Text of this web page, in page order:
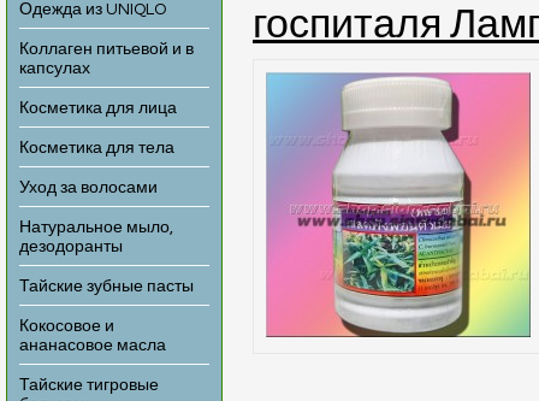
Одежда из UNIQLO
Коллаген питьевой и в
капсулах
Косметика для лица
Косметика для тела
Уход за волосами
Натуральное мыло,
дезодоранты
Тайские зубные пасты
Кокосовое и
ананасовое масла
Тайские тигровые
госпиталя